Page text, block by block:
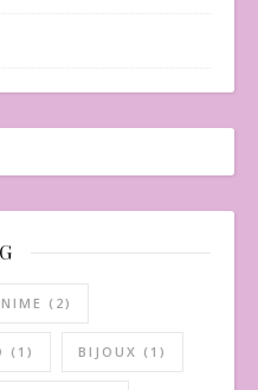
(2)
(1) BIJOUX (1)